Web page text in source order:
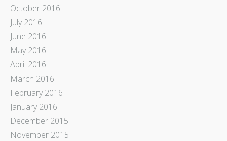
October 2016
July 2016
June 2016
May 2016
April 2016
March 2016
February 2016
January 2016
December 2015
November 2015